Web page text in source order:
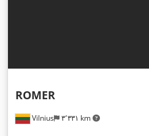
Vilnius ۳٬۳۳۱ km
ROMER